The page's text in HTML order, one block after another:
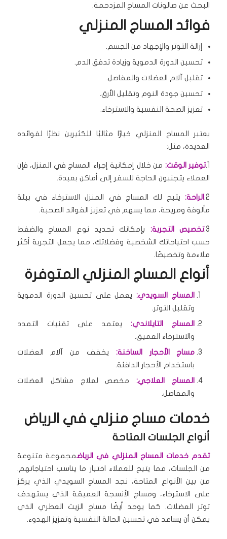
البحث عن صالونات المساج المزدحمة.
فوائد المساج المنزلي
إزالة التوتر والإجهاد من الجسم.
تحسين الدورة الدموية وزيادة تدفق الدم.
تقليل آلام العضلات والمفاصل.
تحسين جودة النوم وتقليل الأرق.
تعزيز الصحة النفسية والاسترخاء.
يعتبر المساج المنزلي خيارًا مثاليًا للكثيرين نظرًا لفوائده
العديدة، مثل:
1. توفير الوقت: من خلال إمكانية إجراء المساج في المنزل، فإن
العملاء يتجنبون الحاجة للسفر إلى أماكن بعيدة.
2. الراحة:يتيح لك المساج في المنزل الاسترخاء في بيئة
مألوفة ومريحة، مما يسهم في تعزيز الفوائد الصحية.
3. تخصيص التجربة: بإمكانك تحديد نوع المساج والضغط
حسب احتياجاتك الشخصية وفضلاتك، مما يجعل التجربة أكثر
ملاءمة وتخصيصًا.
أنواع المساج المنزلي المتوفرة
المساج السويدي:يعمل على تحسين الدورة الدموية
وتقليل التوتر.
المساج التايلاندي:يعتمد على تقنيات التمدد
والاسترخاء العميق.
مساج الأحجار الساخنة: يخفف من آلام العضلات
باستخدام الأحجار الدافئة.
المساج العلاجي:مخصص لعلاج مشاكل العضلات
والمفاصل.
خدمات مساج منزلي في الرياض
أنواع الجلسات المتاحة
تقدم خدمات المساج المنزلي في الرياضمجموعة متنوعة
من الجلسات، مما يتيح للعملاء اختيار ما يناسب احتياجاتهم.
من بين الأنواع المتاحة، نجد المساج السويدي الذي يركز
على الاسترخاء، ومساج الأنسجة العميقة الذي يستهدف
توتر العضلات. كما يوجد أيضًا مساج الزيت العطري الذي
يمكن أن يساعد في تحسين الحالة النفسية وتعزيز الهدوء.